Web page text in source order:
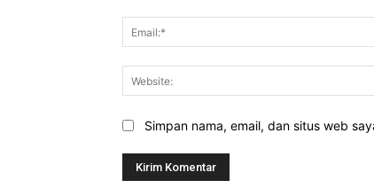
Simpan nama, email, dan situs web